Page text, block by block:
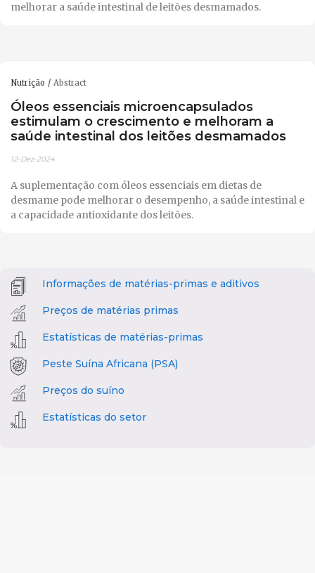
melhorar a saúde intestinal de leitões desmamados.
Nutrição Abstract
Óleos essenciais microencapsulados
estimulam o crescimento e melhoram a
saúde intestinal dos leitões desmamados
12-Dez-2024
A suplementação com óleos essenciais em dietas de
desmame pode melhorar o desempenho, a saúde intestinal e
a capacidade antioxidante dos leitões.
Informações de matérias-primas e aditivos
Preços de matérias primas
Estatísticas de matérias-primas
Peste Suína Africana (PSA)
Preços do suíno
Estatísticas do setor